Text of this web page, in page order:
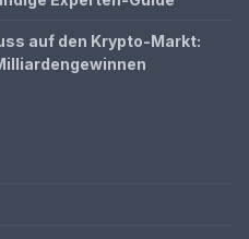
auf den Krypto-Markt: